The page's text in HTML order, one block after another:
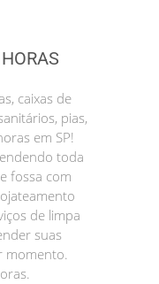
caixas de
pias,
em SP!
toda
fossa com
de limpa
suas
momento.